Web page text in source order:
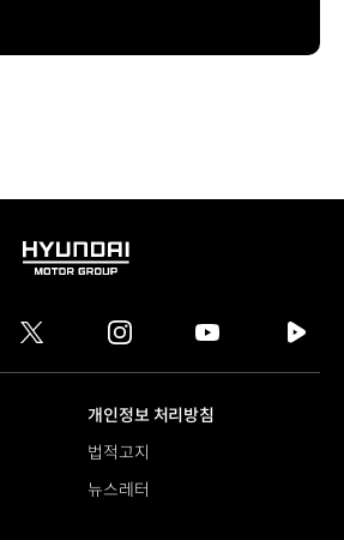
HYUNDAI
GROUP
twitter instagram
tv
개인정보 처리방침
법적고지
뉴스레터